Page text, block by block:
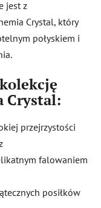
jest z
Crystal, który
połyskiem i
Crystal:
przejrzystości
falowaniem
posiłków